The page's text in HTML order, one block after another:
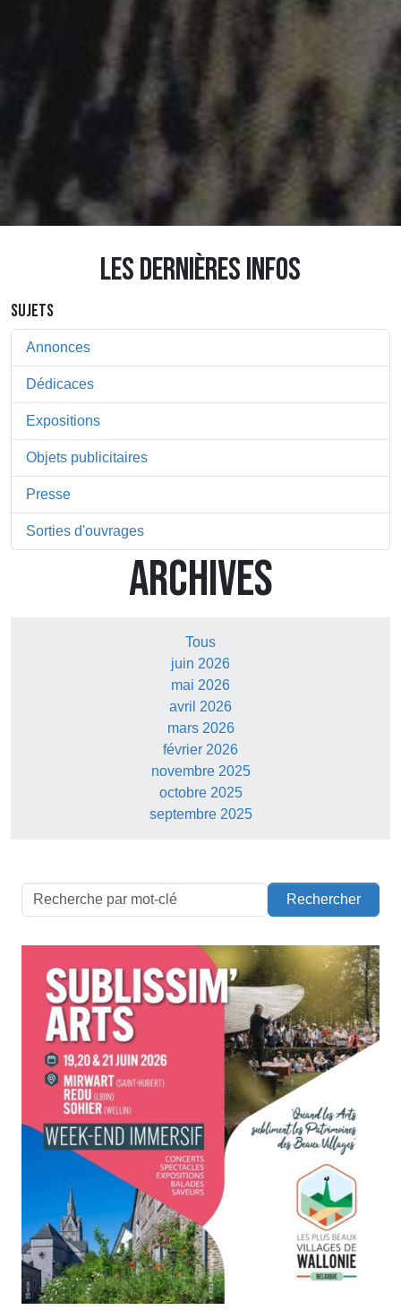
LES DERNIÈRES INFOS
SUJETS
Annonces
Dédicaces
Expositions
Objets publicitaires
Presse
Sorties d'ouvrages
ARCHIVES
Tous
juin 2026
mai 2026
avril 2026
mars 2026
février 2026
novembre 2025
octobre 2025
septembre 2025
Rechercher